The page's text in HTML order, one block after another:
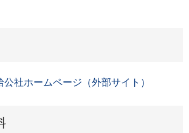
社ホームページ（外部サイト）